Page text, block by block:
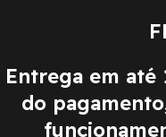
Entrega em até
do